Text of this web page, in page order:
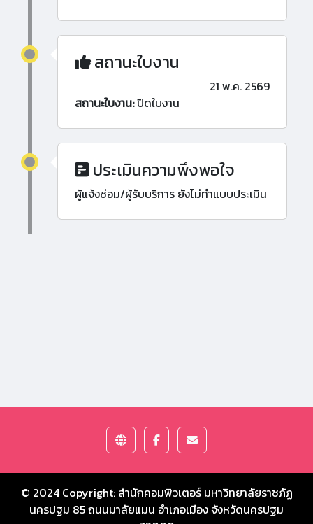
สถานะใบงาน
21 พ.ค. 2569
สถานะใบงาน:ปิดใบงาน
ประเมินความพึงพอใจ
ผู้แจ้งซ่อม/ผู้รับบริการ ยังไม่ทำแบบประเมิน
© 2024 Copyright: สำนักคอมพิวเตอร์ มหาวิทยาลัยราชภัฏ
นครปฐม 85 ถนนมาลัยแมน อำเภอเมือง จังหวัดนครปฐม